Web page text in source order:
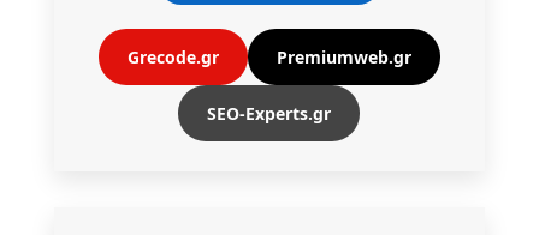
Grecode.gr Premiumweb.gr
SEO-Experts.gr